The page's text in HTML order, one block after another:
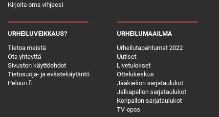
Kirjoita oma vihjeesi
URHEILUVEIKKAUS?
Tietoa meistä
Ota yhteyttä
Sivuston käyttöehdot
Tietosuoja- ja evästekäytäntö
Peluuri.fi
URHEILUMAAILMA
Urheilutapahtumat 2022
Uutiset
Livetulokset
Ottelukeskus
Jääkiekon sarjataulukot
Jalkapallon sarjataulukot
Koripallon sarjataulukot
TV-opas